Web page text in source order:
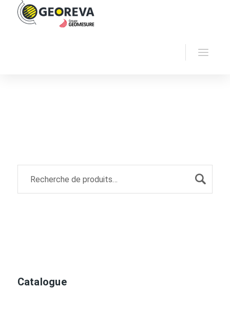
Catalogue